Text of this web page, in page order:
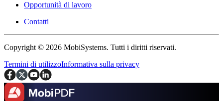
Opportunità di lavoro
Contatti
Copyright © 2026 MobiSystems. Tutti i diritti riservati.
Termini di utilizzoInformativa sulla privacy